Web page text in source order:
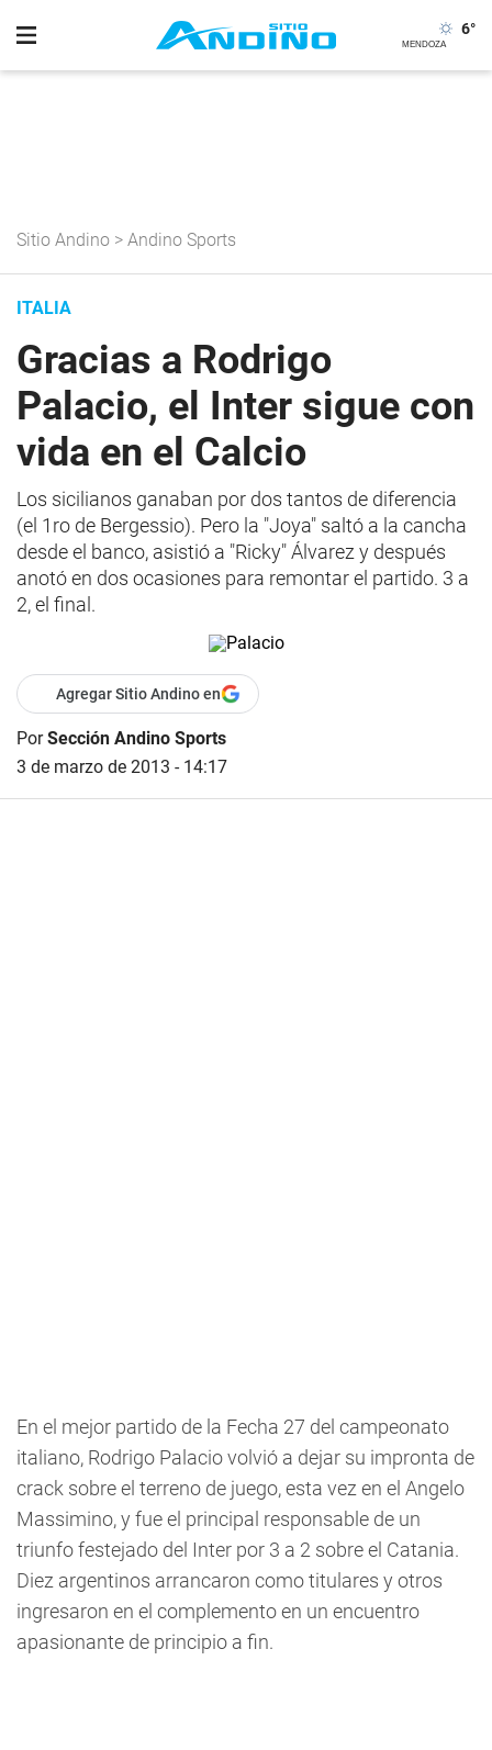
6°
Sitio Andino > Andino Sports
ITALIA
Gracias a Rodrigo
Palacio, el Inter sigue con
vida en el Calcio
Los sicilianos ganaban por dos tantos de diferencia
(el 1ro de Bergessio). Pero la "Joya" saltó a la cancha
desde el banco, asistió a "Ricky" Álvarez y después
anotó en dos ocasiones para remontar el partido. 3 a
2, el final.
Agregar Sitio Andino en
PorSección Andino Sports
3 de marzo de 2013 - 14:17
En el mejor partido de la Fecha 27 del campeonato
italiano, Rodrigo Palacio volvió a dejar su impronta de
crack sobre el terreno de juego, esta vez en el Angelo
Massimino, y fue el principal responsable de un
triunfo festejado del Inter por 3 a 2 sobre el Catania.
Diez argentinos arrancaron como titulares y otros
ingresaron en el complemento en un encuentro
apasionante de principio a fin.